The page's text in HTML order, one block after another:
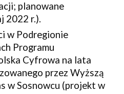
planowane
2022 r.).
w Podregionie
Programu
Cyfrowa na lata
przez Wyższą
w Sosnowcu (projekt w